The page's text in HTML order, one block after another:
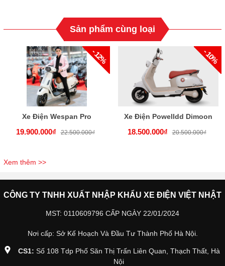
Sản phẩm cùng loại
- 12%
Xe Điện Wespan Pro
19.900.000₫ 22.500.000₫
- 10%
Xe Điện Powelldd Dimoon
18.500.000₫ 20.500.000₫
Xem thêm >>
CÔNG TY TNHH XUẤT NHẬP KHẨU XE ĐIỆN VIỆT NHẬT
MST: 0110609796 CẤP NGÀY 22/01/2024
Nơi cấp: Sở Kế Hoạch Và Đầu Tư Thành Phố Hà Nội.
CS1: Số 108 Tdp Phố Săn Thị Trấn Liên Quan, Thạch Thất, Hà
Nội